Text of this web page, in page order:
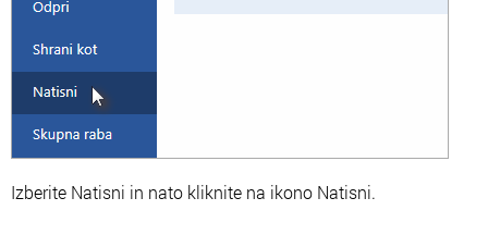
Izberite Natisni in nato kliknite na ikono Natisni.